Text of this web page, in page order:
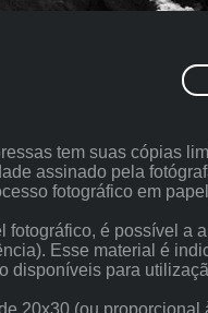
tem suas cópias
assinado pela
fotográfico em
fotográfico, é possível a
Esse material é
disponíveis para
20x30 (ou